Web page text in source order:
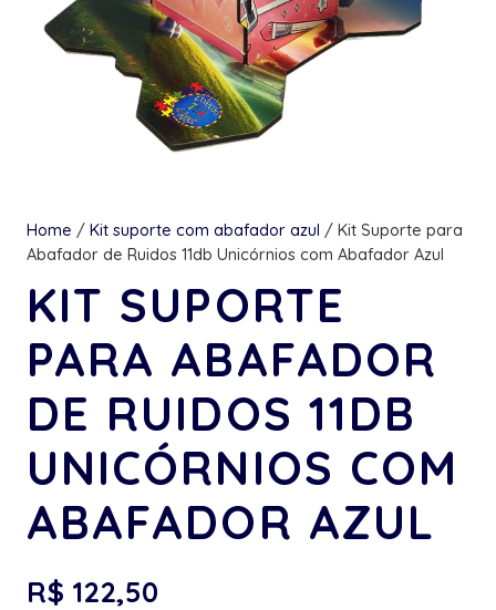
Home / Kit suporte com abafador azul / Kit Suporte para
Abafador de Ruidos 11db Unicórnios com Abafador Azul
KIT SUPORTE
PARA ABAFADOR
DE RUIDOS 11DB
UNICÓRNIOS COM
ABAFADOR AZUL
R$ 122,50